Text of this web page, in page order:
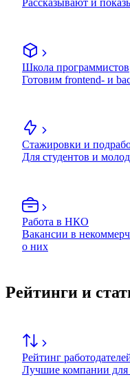
Рассказывают и
Школа программистов
Готовим frontend- и
Стажировки и
Для студентов и
Работа в НКО
Вакансии в
о них
Рейтинги и
Рейтинг
Лучшие компании для